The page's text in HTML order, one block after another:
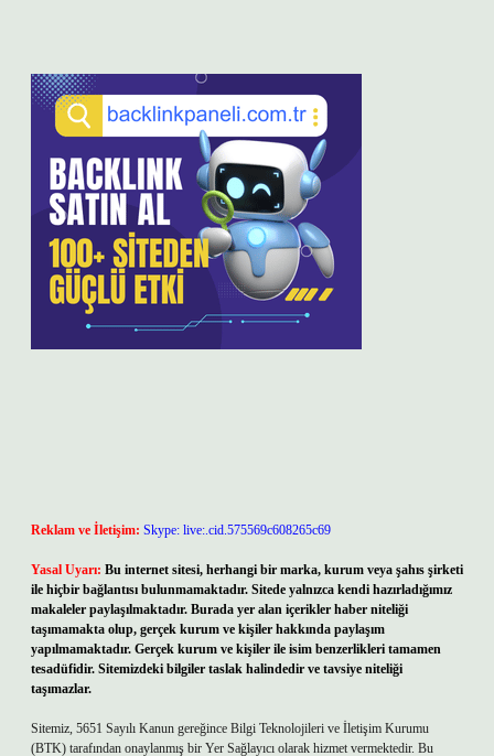
Reklam ve İletişim: Skype: live:.cid.575569c608265c69
Yasal Uyarı: Bu internet sitesi, herhangi bir marka, kurum veya şahıs şirketi
ile hiçbir bağlantısı bulunmamaktadır. Sitede yalnızca kendi hazırladığımız
makaleler paylaşılmaktadır. Burada yer alan içerikler haber niteliği
taşımamakta olup, gerçek kurum ve kişiler hakkında paylaşım
yapılmamaktadır. Gerçek kurum ve kişiler ile isim benzerlikleri tamamen
tesadüfidir. Sitemizdeki bilgiler taslak halindedir ve tavsiye niteliği
taşımazlar.
Sitemiz, 5651 Sayılı Kanun gereğince Bilgi Teknolojileri ve İletişim Kurumu
(BTK) tarafından onaylanmış bir Yer Sağlayıcı olarak hizmet vermektedir. Bu